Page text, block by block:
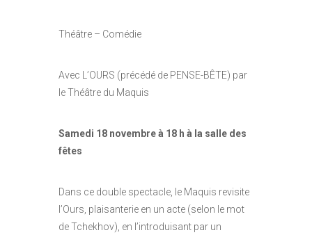
Théâtre – Comédie
Avec L’OURS (précédé de PENSE-BÊTE) par
le Théâtre du Maquis
Samedi 18 novembre à 18 h à la salle des
fêtes
Dans ce double spectacle, le Maquis revisite
l’Ours, plaisanterie en un acte (selon le mot
de Tchekhov), en l’introduisant par un